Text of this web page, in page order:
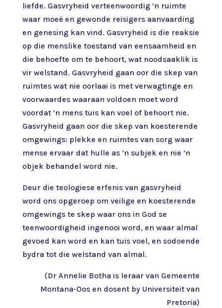
liefde. Gasvryheid verteenwoordig ’n ruimte
waar moeë en gewonde reisigers aanvaarding
en genesing kan vind. Gasvryheid is die reaksie
op die menslike toestand van eensaamheid en
die behoefte om te behoort, wat noodsaaklik is
vir welstand. Gasvryheid gaan oor die skep van
ruimtes wat nie oorlaai is met verwagtinge en
voorwaardes waaraan voldoen moet word
voordat ’n mens tuis kan voel of behoort nie.
Gasvryheid gaan oor die skep van koesterende
omgewings: plekke en ruimtes van sorg waar
mense ervaar dat hulle as ’n subjek en nie ’n
objek behandel word nie.
Deur die teologiese erfenis van gasvryheid
word ons opgeroep om veilige en koesterende
omgewings te skep waar ons in God se
teenwoordigheid ingenooi word, en waar almal
gevoed kan word en kan tuis voel, en sodoende
bydra tot die welstand van almal.
(Dr Annelie Botha is leraar van Gemeente
Montana-Oos en dosent by Universiteit van
Pretoria)